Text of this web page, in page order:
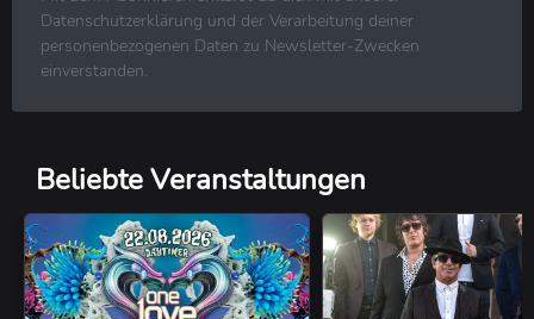
R&B ⋅ Soul ⋅ Blues ⋅ Jazz
Volksmusik ⋅ Folk ⋅ Country ⋅ Schlager
Klassische Musik
Datenschutzerklärung und der Verarbeitung deiner
personenbezogenen Daten zu Newsletter-Zwecken
einverstanden.
Beliebte Veranstaltungen